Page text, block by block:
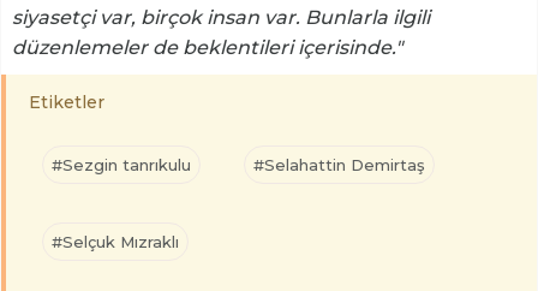
siyasetçi var, birçok insan var. Bunlarla ilgili
düzenlemeler de beklentileri içerisinde."
Etiketler
#Sezgin tanrıkulu #Selahattin Demirtaş
#Selçuk Mızraklı